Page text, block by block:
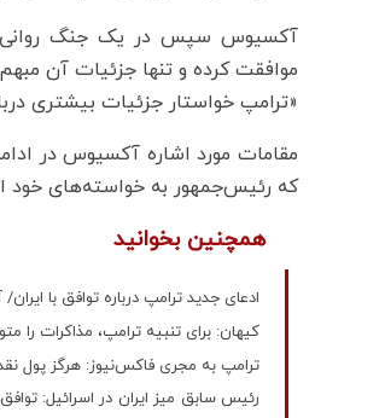
آکسیوس سپس در یک جنگ روانی
موافقت کرده و تنها جزئیات آن
«ترامپ خواستار جزئیات بیشتری
مقامات مورد اشاره آکسیوس در
که رئیس‌جمهور به خواسته‌های خود
همچنین بخوانید
ادعای جدید ترامپ درباره توافق با
کیهان: برای تنبیه ترامپ، مذاکرات را
ترامپ به مجری فاکس‌نیوز: هرگز پول
رئیس سابق میز ایران در اسرائیل: